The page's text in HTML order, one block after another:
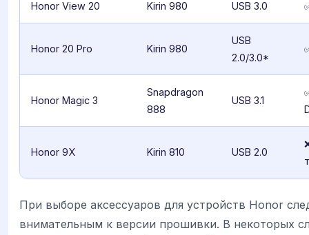
Honor View 20 Kirin 980 USB 3.0
Honor 20 Pro Kirin 980
USB
2.0/3.0*
Honor Magic 3
Snapdragon
888
USB 3.1
Honor 9X Kirin 810 USB 2.0
При выборе аксессуаров для устройств Honor
внимательным к версии прошивки. В некоторых